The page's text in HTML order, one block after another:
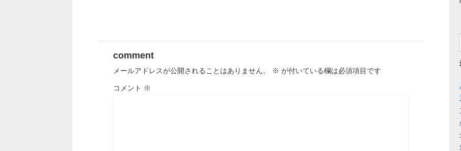
comment
メールアドレスが公開されることはありません。 ※ が付いている欄は必須項目です
コメント ※